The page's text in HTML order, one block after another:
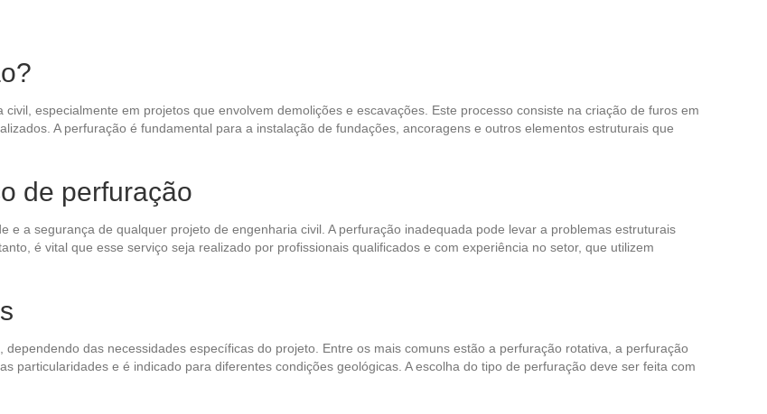
especialmente em projetos que envolvem demolições e escavações. Este processo consiste na criação de furos em
A perfuração é fundamental para a instalação de fundações, ancoragens e outros elementos estruturais que
de perfuração
e a segurança de qualquer projeto de engenharia civil. A perfuração inadequada pode levar a problemas estruturais
é vital que esse serviço seja realizado por profissionais qualificados e com experiência no setor, que utilizem
das necessidades específicas do projeto. Entre os mais comuns estão a perfuração rotativa, a perfuração
particularidades e é indicado para diferentes condições geológicas. A escolha do tipo de perfuração deve ser feita com